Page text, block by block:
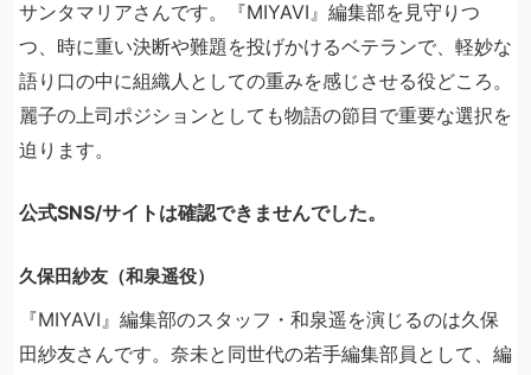
サンタマリアさんです。『MIYAVI』編集部を見守りつ
つ、時に重い決断や難題を投げかけるベテランで、軽妙な
語り口の中に組織人としての重みを感じさせる役どころ。
麗子の上司ポジションとしても物語の節目で重要な選択を
迫ります。
公式SNS/サイトは確認できませんでした。
久保田紗友（和泉遥役）
『MIYAVI』編集部のスタッフ・和泉遥を演じるのは久保
田紗友さんです。奈未と同世代の若手編集部員として、編